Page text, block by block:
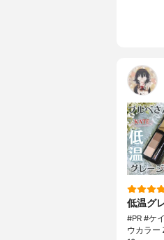
低温グ
#PR #
ウカラー